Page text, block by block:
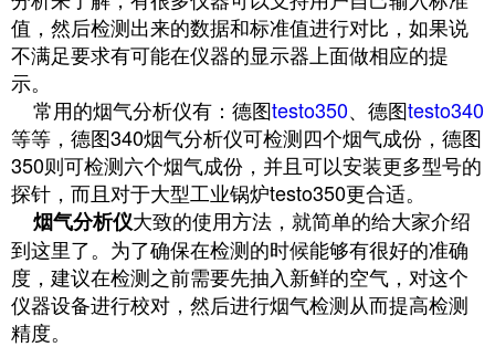
值，然后检测出来的数据和标准值进行对比，如果说
不满足要求有可能在仪器的显示器上面做相应的提
示。
常用的烟气分析仪有：德图testo350、德图testo340
等等，德图340烟气分析仪可检测四个烟气成份，德图
350则可检测六个烟气成份，并且可以安装更多型号的
探针，而且对于大型工业锅炉testo350更合适。
烟气分析仪大致的使用方法，就简单的给大家介绍
到这里了。为了确保在检测的时候能够有很好的准确
度，建议在检测之前需要先抽入新鲜的空气，对这个
仪器设备进行校对，然后进行烟气检测从而提高检测
精度。